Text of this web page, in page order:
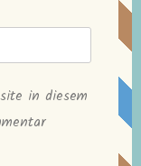
in diesem